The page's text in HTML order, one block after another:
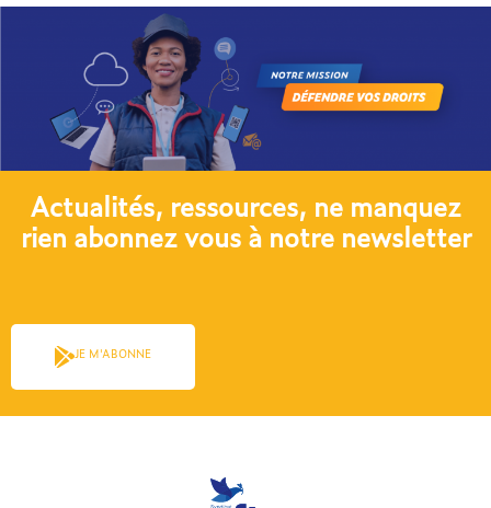
Actualités, ressources, ne manquez
rien abonnez vous à notre newsletter​
JE M'ABONNE